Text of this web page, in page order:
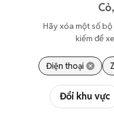
Hãy xóa một số
kiếm để
Điện thoại
Đổi khu vực